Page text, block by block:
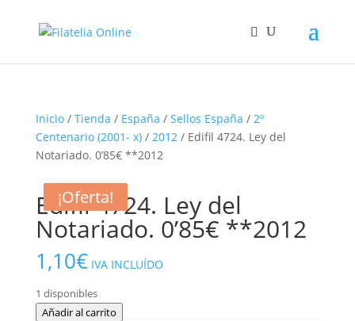
Inicio/ Tienda / España / Sellos España / 2º
Centenario (2001- x)/ 2012/ Edifil 4724. Ley del
Notariado. 0’85€ **2012
Edifil 4724. Ley del
Notariado. 0’85€ **2012
1,10€ IVA INCLUÍDO
1 disponibles
Edifil
Añadir al carrito
¡Oferta!
¡Oferta!
¡Oferta!